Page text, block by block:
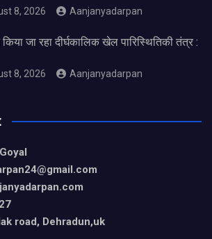
8, 2026 Aanjanyadarpan
जा रहा दीर्घकालिक खेल पारिस्थितिकी तंत्र :
8, 2026 Aanjanyadarpan
road, Dehradun,uk